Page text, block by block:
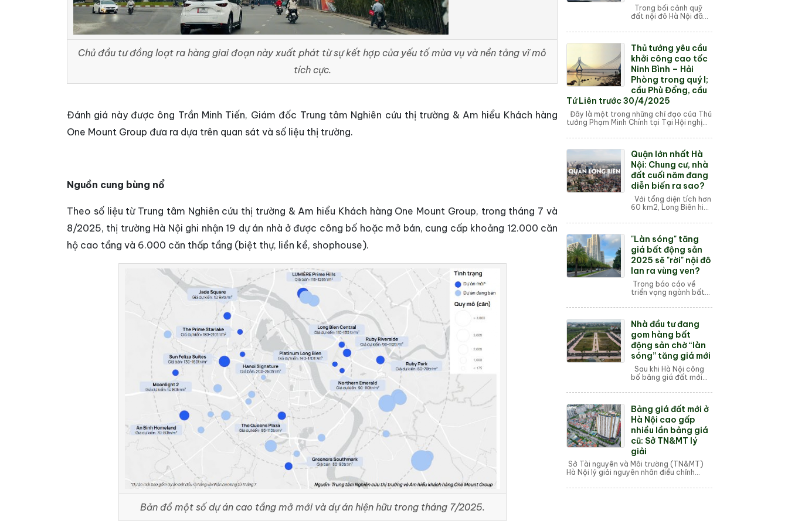
Chủ đầu tư đồng loạt ra hàng giai đoạn này xuất phát từ sự kết hợp của yếu tố mùa vụ và nền tảng vĩ mô
tích cực.
Đánh giá này được ông Trần Minh Tiến, Giám đốc Trung tâm Nghiên cứu thị trường & Am hiểu Khách hàng
One Mount Group đưa ra dựa trên quan sát và số liệu thị trường.
Nguồn cung bùng nổ
Theo số liệu từ Trung tâm Nghiên cứu thị trường & Am hiểu Khách hàng One Mount Group, trong tháng 7 và
8/2025, thị trường Hà Nội ghi nhận 19 dự án nhà ở được công bố hoặc mở bán, cung cấp khoảng 12.000 căn
hộ cao tầng và 6.000 căn thấp tầng (biệt thự, liền kề, shophouse).
Bản đồ một số dự án cao tầng mở mới và dự án hiện hữu trong tháng 7/2025.
Trong bối cảnh quỹ
đất nội đô Hà Nội đã
kiệt", sự xuất hiện của
Nguyễn Trãi (số 233 –
235 Nguy...
Thủ tướng yêu cầu
khởi công cao tốc
Ninh Bình – Hải
Phòng trong quý I;
cầu Phù Đổng, cầu
Tứ Liên trước 30/4/2025
Đây là một trong những chỉ đạo của Thủ
tướng Phạm Minh Chính tại Tại Hội nghị
bằng sông Hồng và côn...
Quận lớn nhất Hà
Nội: Chung cư, nhà
đất cuối năm đang
diễn biến ra sao?
Với tổng diện tích hơn
60 km2, Long Biên hiện
nhất Thủ đô Hà Nội.
cuối năm, giá chung
cư, n...
"Làn sóng" tăng
giá bất động sản
2025 sẽ "rời" nội đô
lan ra vùng ven?
Trong báo cáo về
triển vọng ngành bất
2025, nhóm phân tích
Vietcombank (VCBS)
nhận định, làn sóng
tăng giá b...
Nhà đầu tư đang
gom hàng bất
động sản chờ “làn
sóng” tăng giá mới
Sau khi Hà Nội công
bố bảng giá đất mới
nhiều nhà đầu tư đã
gom đất nền đang
chững lại để chờ “là...
Bảng giá đất mới ở
Hà Nội cao gấp
nhiều lần bảng giá
cũ: Sở TN&MT lý
giải
Sở Tài nguyên và Môi trường (TN&MT)
Hà Nội lý giải nguyên nhân điều chỉnh
bảng giá đất cũ. Th...